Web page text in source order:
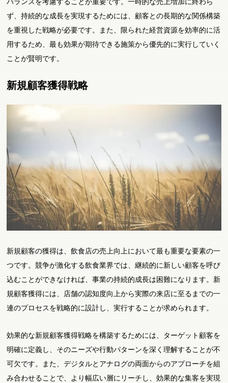
バランスを考慮することが重要です。一時的な売上増加に終わら
ず、持続的な成長を実現するためには、顧客との長期的な関係構築
を重視した戦略が必要です。また、限られた経営資源を効率的に活
用するため、最も効果が期待できる施策から優先的に実行していく
ことが賢明です。
新規顧客獲得戦略
新規顧客の獲得は、飲食店の売上向上において最も重要な要素の一
つです。競争が激化する飲食業界では、継続的に新しい顧客を呼び
込むことができなければ、事業の持続的成長は困難になります。新
規顧客獲得には、店舗の認知度向上から実際の来店に至るまでの一
連のプロセスを戦略的に設計し、実行することが求められます。
効果的な新規顧客獲得戦略を構築するためには、ターゲット顧客を
明確に定義し、そのニーズや行動パターンを深く理解することが不
可欠です。また、デジタルとアナログの両面からのアプローチを組
み合わせることで、より幅広い層にリーチし、効果的な集客を実現